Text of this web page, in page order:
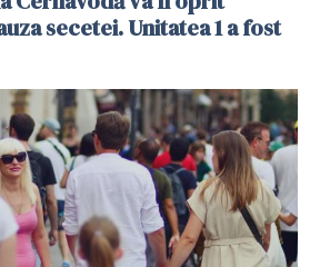
secetei. Unitatea 1 a fost